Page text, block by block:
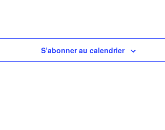
S’abonner au calendrier